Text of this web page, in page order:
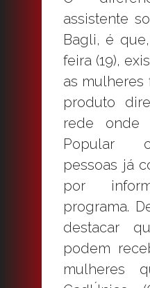
assistente
Bagli, é
feira (19),
as mulheres
produto
rede onde
Popular
pessoas já
por
programa.
destacar
podem
mulheres